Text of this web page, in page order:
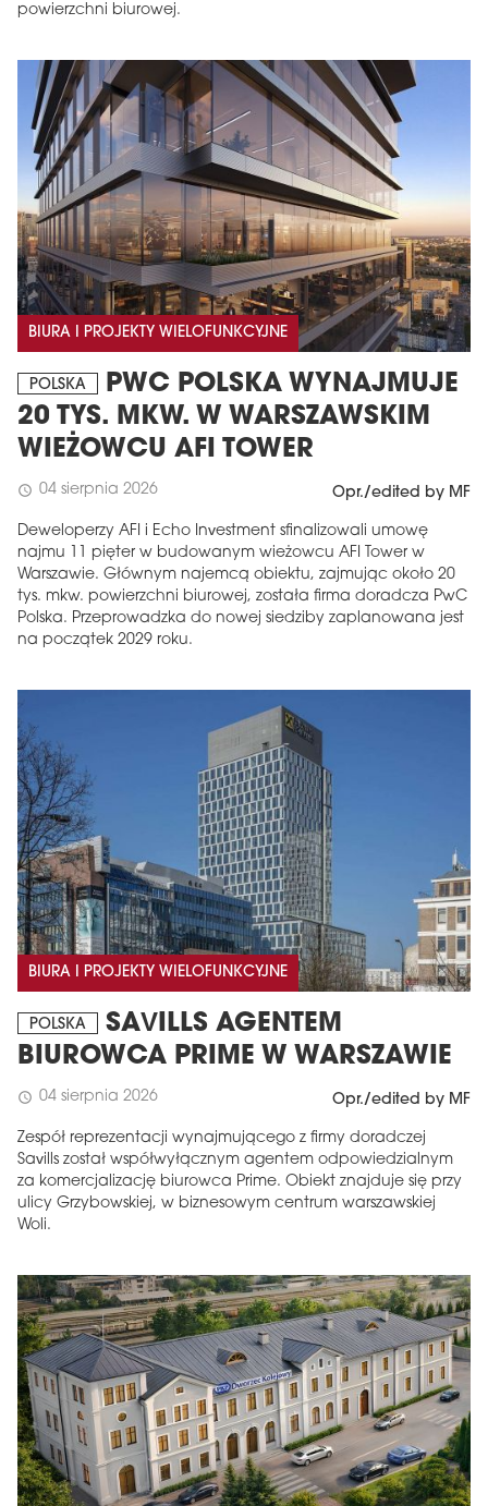
powierzchni biurowej.
BIURA I PROJEKTY WIELOFUNKCYJNE
POLSKA
PWC POLSKA WYNAJMUJE
20 TYS. MKW. W WARSZAWSKIM
WIEŻOWCU AFI TOWER
schedule 04 sierpnia 2026 Opr./edited by MF
Deweloperzy AFI i Echo Investment sfinalizowali umowę
najmu 11 pięter w budowanym wieżowcu AFI Tower w
Warszawie. Głównym najemcą obiektu, zajmując około 20
tys. mkw. powierzchni biurowej, została firma doradcza PwC
Polska. Przeprowadzka do nowej siedziby zaplanowana jest
na początek 2029 roku.
BIURA I PROJEKTY WIELOFUNKCYJNE
POLSKA
SAVILLS AGENTEM
BIUROWCA PRIME W WARSZAWIE
schedule 04 sierpnia 2026 Opr./edited by MF
Zespół reprezentacji wynajmującego z firmy doradczej
Savills został współwyłącznym agentem odpowiedzialnym
za komercjalizację biurowca Prime. Obiekt znajduje się przy
ulicy Grzybowskiej, w biznesowym centrum warszawskiej
Woli.